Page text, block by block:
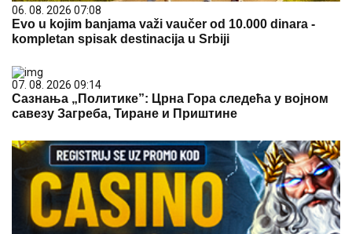
06. 08. 2026 07:08
Evo u kojim banjama važi vaučer od 10.000 dinara -
kompletan spisak destinacija u Srbiji
07. 08. 2026 09:14
Сазнања „Политике”: Црна Гора следећа у војном
савезу Загреба, Тиране и Приштине